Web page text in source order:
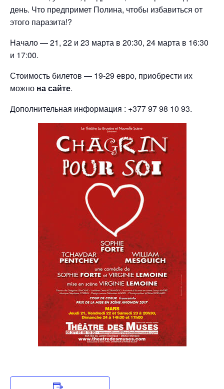
день. Что предпримет Полина, чтобы избавиться от
этого паразита!?
Начало — 21, 22 и 23 марта в 20:30, 24 марта в 16:30
и 17:00.
Стоимость билетов — 19-29 евро, приобрести их
можно на сайте.
Дополнительная информация : +377 97 98 10 93.